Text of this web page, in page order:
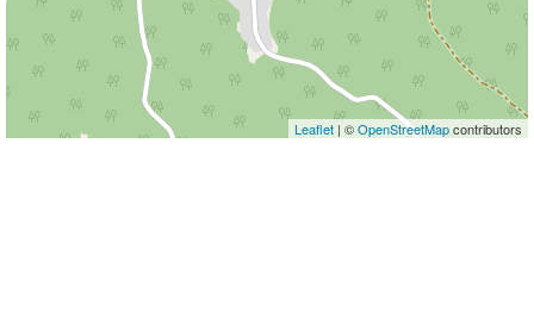
Leaflet | ©OpenStreetMapcontributors